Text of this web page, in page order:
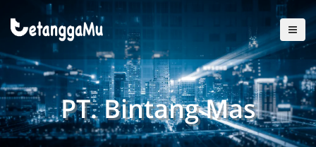
PT. Bintang Mas